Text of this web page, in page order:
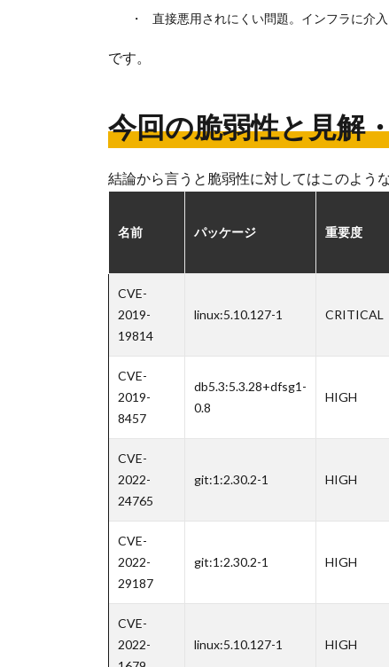
直接悪用されにくい問題。インフラに介
です。
今回の脆弱性と見解
結論から言うと脆弱性に対してはこのよう
名前 パッケージ 重要度
CVE-
2019-
19814
linux:5.10.127-1 CRITICAL
CVE-
2019-
8457
db5.3:5.3.28+dfsg1-
0.8
HIGH
CVE-
2022-
24765
git:1:2.30.2-1 HIGH
CVE-
2022-
29187
git:1:2.30.2-1 HIGH
CVE-
2022-
linux:5.10.127-1 HIGH